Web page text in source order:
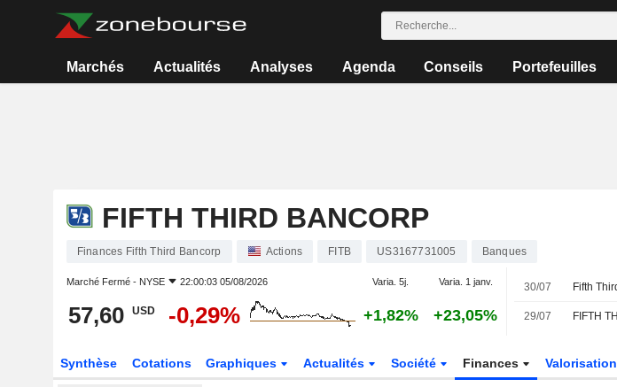
Marchés Actualités Analyses Agenda Conseils Portefeuilles
FIFTH THIRD BANCORP
Finances Fifth Third Bancorp Actions FITB US3167731005 Banques
Marché Fermé - NYSE 22:00:03 05/08/2026 Varia. 5j. Varia. 1 janv.
57,60 USD -0,29% +1,82% +23,05%
30/07
29/07
Synthèse Cotations Graphiques Actualités Société Finances Valorisation